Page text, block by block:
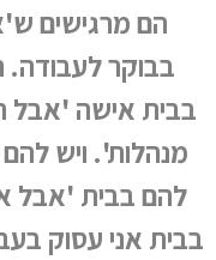
הם מרגישים
בבוקר לעבודה.
בבית אישה 'אבל
מנהלות'. ויש
להם בבית 'אבל
בבית אני עסוק